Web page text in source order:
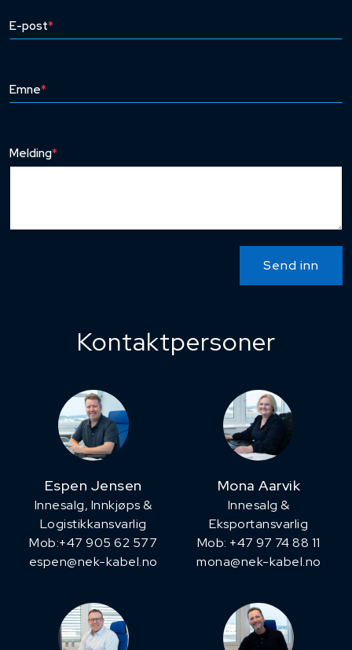
E-post*
Emne*
Melding*
Send inn
Kontaktpersoner
Espen Jensen
Innesalg, ​Innkjøps &
Logistikkansvarlig
Mob:+47 905 62 577
espen@nek-kabel.no
Mona Aarvik
Innesalg &
Eksportansvarlig
Mob: +47 97 74 88 11
mona@nek-kabel.no